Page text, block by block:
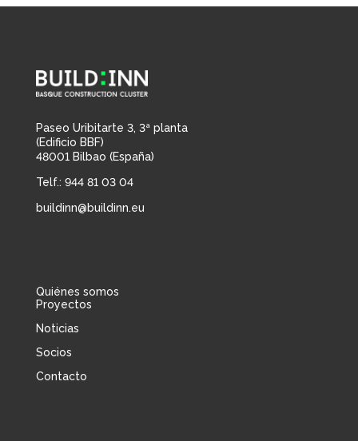
Paseo Uribitarte 3, 3ª planta
(Edificio BBF)
48001 Bilbao (España)
Telf.: 944 81 03 04
buildinn@buildinn.eu
Quiénes somos
Proyectos
Noticias
Socios
Contacto